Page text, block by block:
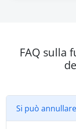
FAQ sulla
Si può